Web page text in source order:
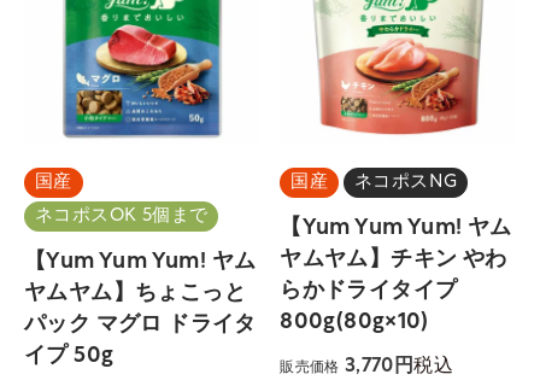
国産
ネコポスOK 5個まで
【Yum Yum Yum! ヤム
ヤムヤム】ちょこっと
パック マグロ ドライタ
イプ 50g
国産 ネコポスNG
【Yum Yum Yum! ヤム
ヤムヤム】チキン やわ
らかドライタイプ
800g(80g×10)
販売価格 3,770 税込